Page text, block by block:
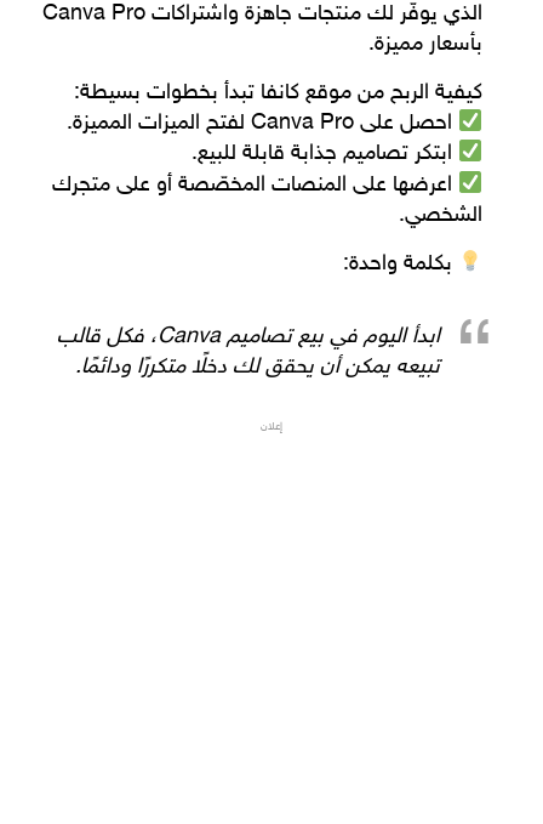
الذي يوفّر لك منتجات جاهزة واشتراكات Canva Pro
بأسعار مميزة.
كيفية الربح من موقع كانفا تبدأ بخطوات بسيطة:
احصل علىCanva Pro لفتح الميزات المميزة.
ابتكر تصاميم جذابة قابلة للبيع.
اعرضها على المنصات المخصّصة أو على متجرك
الشخصي.
بكلمة واحدة:
ابدأ اليوم في بيع تصاميم Canva، فكل قالب
تبيعه يمكن أن يحقق لك دخلًا متكررًا ودائمًا.
إعلان